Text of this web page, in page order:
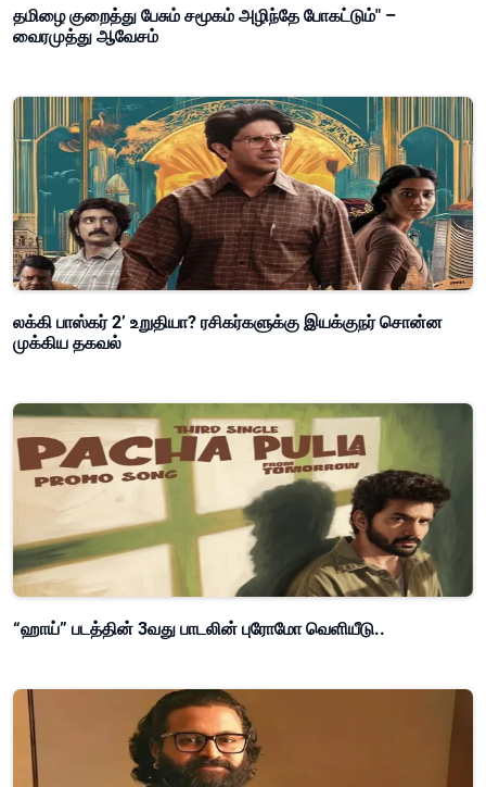
தமிழை குறைத்து பேசும் சமூகம் அழிந்தே போகட்டும்" –
வைரமுத்து ஆவேசம்
லக்கி பாஸ்கர் 2’ உறுதியா? ரசிகர்களுக்கு இயக்குநர் சொன்ன
முக்கிய தகவல்
“ஹாய்” படத்தின் 3வது பாடலின் புரோமோ வெளியீடு..